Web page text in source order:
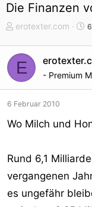
Die Finanzen
T
m
e
n
s
a
e
r
erotexter.com
S
r
t
d
u
E - Premium
6 Februar 2010
Wo Milch und
Rund 6,1
vergangenen
es ungefähr